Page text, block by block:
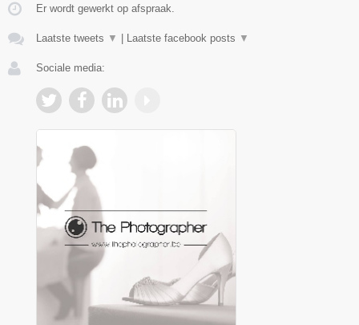
Er wordt gewerkt op afspraak.
Laatste tweets ▼ Laatste facebook posts ▼
Sociale media: